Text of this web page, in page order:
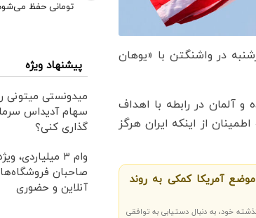
در واشنگتن با «یوهان
و آلمان در رابطه با اهداف
از اینکه ایران هرگز
آمریکا کمکی به روند
خود، به دنبال دستیابی به توافقی
تومانی حفظ می‌شود؟ |
پیشنهاد ویژه
میدونستی میتونی
سهام آدیداس
گذاری کنی؟
وام ۳ میلیاردی،
صاحبان
آنلاین و حضوری